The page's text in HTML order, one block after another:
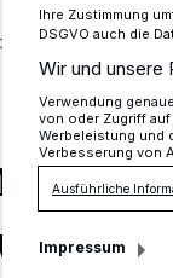
von Pkw erfasst
von
Ihre Zustimmung
DSGVO auch die
Wir und unsere
Verwendung
von oder Zugriff
Werbeleistung und
Verbesserung von
Ausführliche
Impressum